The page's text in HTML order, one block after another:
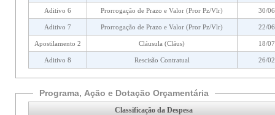
Aditivo 6 Prorrogação de Prazo e Valor (Pror Pz/Vlr) 30/
Aditivo 7 Prorrogação de Prazo e Valor (Pror Pz/Vlr) 22/
Apostilamento 2 Cláusula (Cláus) 18/
Aditivo 8 Rescisão Contratual 26/
Programa, Ação e Dotação Orçamentária
Classificação da Despesa